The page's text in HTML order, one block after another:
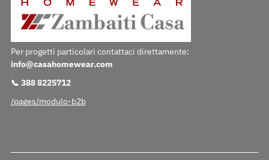
Per progetti particolari contattaci direttamente:
info@casahomewear.com
📞 388 8225712
/pages/modulo-b2b